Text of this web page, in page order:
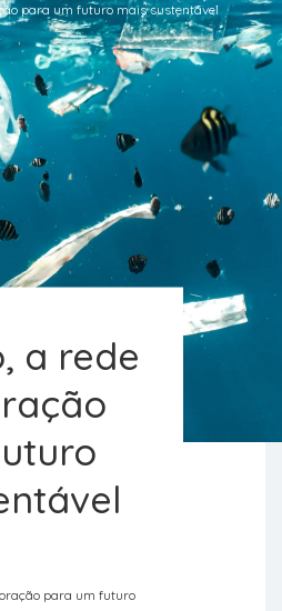
para um futuro mais sustentável
a rede
para um futuro
o objetivo de